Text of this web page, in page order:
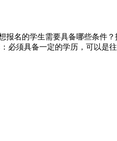
报名的学生需要具备哪些条件
必须具备一定的学历，可以是